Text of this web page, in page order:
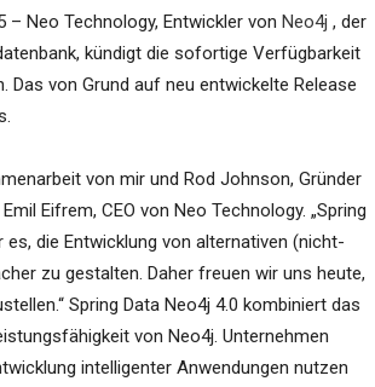
– Neo Technology, Entwickler von Neo4j , der
kündigt die sofortige Verfügbarkeit
Das von Grund auf neu entwickelte Release
von mir und Rod Johnson, Gründer
Eifrem, CEO von Neo Technology. „Spring
die Entwicklung von alternativen (nicht-
zu gestalten. Daher freuen wir uns heute,
Spring Data Neo4j 4.0 kombiniert das
von Neo4j. Unternehmen
intelligenter Anwendungen nutzen